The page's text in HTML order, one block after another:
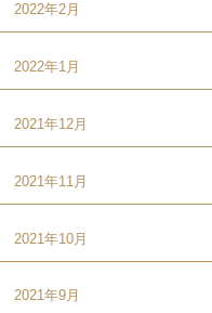
2022年2月
2022年1月
2021年12月
2021年11月
2021年10月
2021年9月